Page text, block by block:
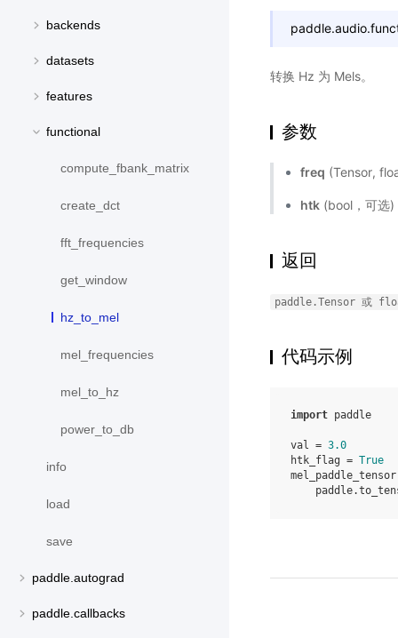
backends
datasets
features
functional
compute_fbank_matrix
create_dct
fft_frequencies
get_window
hz_to_mel
mel_frequencies
mel_to_hz
power_to_db
info
load
save
paddle.autograd
paddle.callbacks
转换 Hz 为 Mels。
参数
freq (Tensor,
htk (bool，可选
返回
paddle.Tensor 或
代码示例
import paddle
val = 3.0
htk_flag = True
mel_paddle_tensor
paddle.